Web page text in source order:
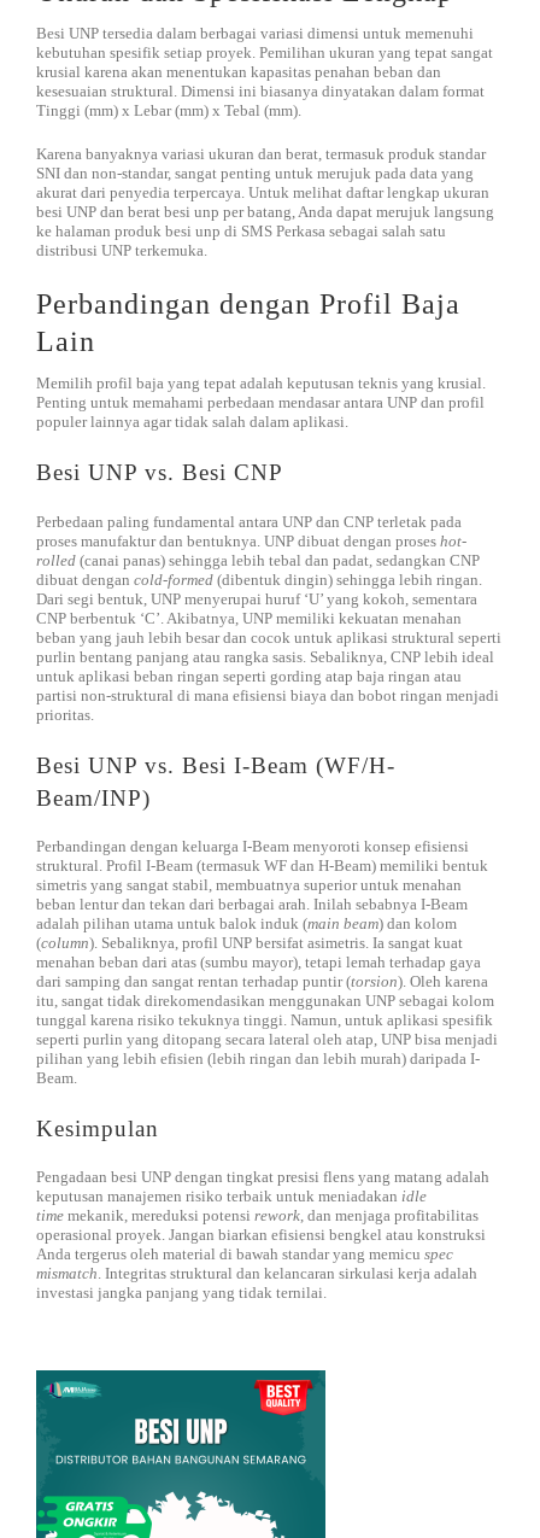
Besi UNP tersedia dalam berbagai variasi dimensi untuk memenuhi
kebutuhan spesifik setiap proyek. Pemilihan ukuran yang tepat sangat
krusial karena akan menentukan kapasitas penahan beban dan
kesesuaian struktural. Dimensi ini biasanya dinyatakan dalam format
Tinggi (mm) x Lebar (mm) x Tebal (mm).
Karena banyaknya variasi ukuran dan berat, termasuk produk standar
SNI dan non-standar, sangat penting untuk merujuk pada data yang
akurat dari penyedia terpercaya. Untuk melihat daftar lengkap ukuran
besi UNP dan berat besi unp per batang, Anda dapat merujuk langsung
ke halaman produk besi unp di SMS Perkasa sebagai salah satu
distribusi UNP terkemuka.
Perbandingan dengan Profil Baja
Lain
Memilih profil baja yang tepat adalah keputusan teknis yang krusial.
Penting untuk memahami perbedaan mendasar antara UNP dan profil
populer lainnya agar tidak salah dalam aplikasi.
Besi UNP vs. Besi CNP
Perbedaan paling fundamental antara UNP dan CNP terletak pada
proses manufaktur dan bentuknya. UNP dibuat dengan proses hot-
rolled (canai panas) sehingga lebih tebal dan padat, sedangkan CNP
dibuat dengan cold-formed (dibentuk dingin) sehingga lebih ringan.
Dari segi bentuk, UNP menyerupai huruf ‘U’ yang kokoh, sementara
CNP berbentuk ‘C’. Akibatnya, UNP memiliki kekuatan menahan
beban yang jauh lebih besar dan cocok untuk aplikasi struktural seperti
purlin bentang panjang atau rangka sasis. Sebaliknya, CNP lebih ideal
untuk aplikasi beban ringan seperti gording atap baja ringan atau
partisi non-struktural di mana efisiensi biaya dan bobot ringan menjadi
prioritas.
Besi UNP vs. Besi I-Beam (WF/H-
Beam/INP)
Perbandingan dengan keluarga I-Beam menyoroti konsep efisiensi
struktural. Profil I-Beam (termasuk WF dan H-Beam) memiliki bentuk
simetris yang sangat stabil, membuatnya superior untuk menahan
beban lentur dan tekan dari berbagai arah. Inilah sebabnya I-Beam
adalah pilihan utama untuk balok induk (main beam) dan kolom
(column). Sebaliknya, profil UNP bersifat asimetris. Ia sangat kuat
menahan beban dari atas (sumbu mayor), tetapi lemah terhadap gaya
dari samping dan sangat rentan terhadap puntir (torsion). Oleh karena
itu, sangat tidak direkomendasikan menggunakan UNP sebagai kolom
tunggal karena risiko tekuknya tinggi. Namun, untuk aplikasi spesifik
seperti purlin yang ditopang secara lateral oleh atap, UNP bisa menjadi
pilihan yang lebih efisien (lebih ringan dan lebih murah) daripada I-
Beam.
Kesimpulan
Pengadaan besi UNP dengan tingkat presisi flens yang matang adalah
keputusan manajemen risiko terbaik untuk meniadakan idle
time mekanik, mereduksi potensi rework, dan menjaga profitabilitas
operasional proyek. Jangan biarkan efisiensi bengkel atau konstruksi
Anda tergerus oleh material di bawah standar yang memicu spec
mismatch. Integritas struktural dan kelancaran sirkulasi kerja adalah
investasi jangka panjang yang tidak ternilai.